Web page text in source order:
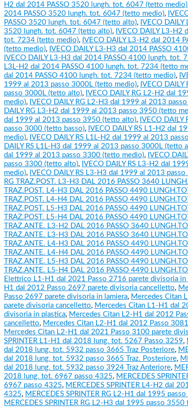
H2 dal 2014 PASSO 3520 lungh. tot. 6047 (tetto medio)
2014 PASSO 3520 lungh. tot. 6047 (tetto medio),
PASSO 3520 lungh. tot. 6047 (tetto alto), IVECO
3520 lungh. tot. 6047 (tetto alto), IVECO DAILY L3-H2
tot. 7234 (tetto medio), IVECO DAILY L3-H2 dal 2014
(tetto medio), IVECO DAILY L3-H3 dal 2014 PASSO
IVECO DAILY L3-H3 dal 2014 PASSO 4100 lungh. tot.
L3L-H2 dal 2014 PASSO 4100 lungh. tot. 7234 (tetto
dal 2014 PASSO 4100 lungh. tot. 7234 (tetto medio),
1999 al 2013 passo 3000L (tetto medio), IVECO
passo 3000L (tetto alto), IVECO DAILY RG L2-H2 dal
medio), IVECO DAILY RG L2-H3 dal 1999 al 2013
DAILY RG L3-H2 dal 1999 al 2013 passo 3950 (tetto
dal 1999 al 2013 passo 3950 (tetto alto), IVECO
passo 3000 (tetto basso), IVECO DAILY RS L1-H2 dal
medio), IVECO DAILY RS L1L-H2 dal 1999 al 2013
DAILY RS L1L-H3 dal 1999 al 2013 passo 3000L (tetto
dal 1999 al 2013 passo 3300 (tetto medio), IVECO
passo 3300 (tetto alto), IVECO DAILY RS L3-H2 dal
medio), IVECO DAILY RS L3-H3 dal 1999 al 2013
RG TRAZ.POST. L3-H3 DAL 2016 PASSO 3640
TRAZ.POST. L4-H3 DAL 2016 PASSO 4490
TRAZ.POST. L4-H4 DAL 2016 PASSO 4490
TRAZ.POST. L5-H3 DAL 2016 PASSO 4490
TRAZ.POST. L5-H4 DAL 2016 PASSO 4490
TRAZ.ANTE. L3-H2 DAL 2016 PASSO 3640
TRAZ.ANTE. L3-H3 DAL 2016 PASSO 3640
TRAZ.ANTE. L4-H3 DAL 2016 PASSO 4490
TRAZ.ANTE. L4-H4 DAL 2016 PASSO 4490
TRAZ.ANTE. L5-H3 DAL 2016 PASSO 4490
TRAZ.ANTE. L5-H4 DAL 2016 PASSO 4490
Elettrico L1-H1 dal 2021 Passo 2716 parete divisoria in
H1 dal 2012 Passo 2697 parete divisoria cancelletto,
Passo 2697 parete divisoria in lamiera, Mercedes Citan
parete divisoria cancelletto, Mercedes Citan L1-H1 dal
divisoria in plastica, Mercedes Citan L2-H1 dal 2012
cancelletto, Mercedes Citan L2-H1 dal 2012 Passo
Mercedes Citan L2-H1 dal 2021 Passo 3100 parete
SPRINTER L1-H1 dal 2018 lung. tot. 5267 Passo 3259,
dal 2018 lung. tot. 5932 passo 3665 Traz Posteriore,
dal 2018 lung. tot. 5932 passo 3665 Traz. Posteriore,
dal 2018 lung. tot. 5932 passo 3924 Traz Anteriore,
2018 lung. tot. 6967 passo 4325, MERCEDES
6967 passo 4325, MERCEDES SPRINTER L4-H2 dal
4325, MERCEDES SPRINTER RG L2-H1 dal 1995
MERCEDES SPRINTER RG L2-H3 dal 1995 passo